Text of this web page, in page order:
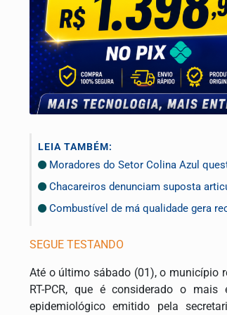
LEIA TAMBÉM:
Moradores do Setor Colina Azul
Chacareiros denunciam suposta
Combustível de má qualidade gera
SEGUE TESTANDO
Até o último sábado (01), o município
RT-PCR, que é considerado o
epidemiológico emitido pela